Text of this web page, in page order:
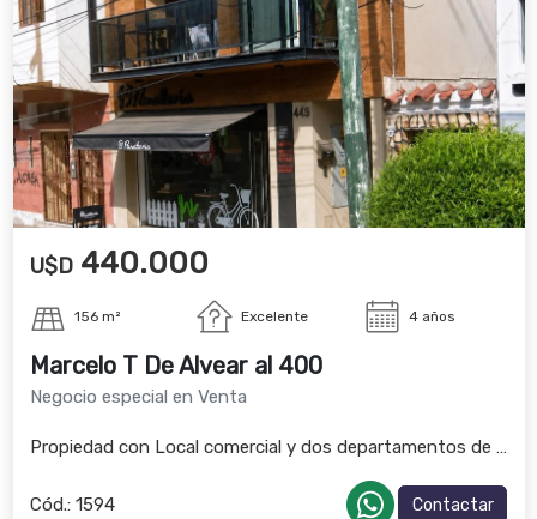
U$D 440.000
156 m² Excelente 4 años
Marcelo T De Alvear al 400
Negocio especial en Venta
Propiedad con Local comercial y dos departamentos de 1 dor
Cód.: 1594 Contactar